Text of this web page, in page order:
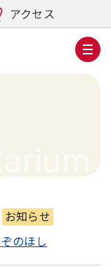
アクセス
お知らせ
のほし